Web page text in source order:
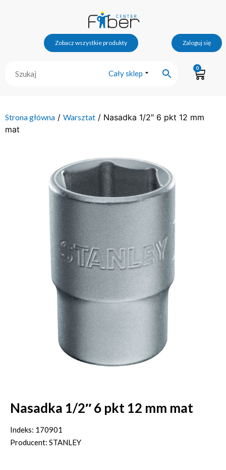
Zobacz wszystkie produkty Zaloguj się
Cały sklep
0
Strona główna / Warsztat / Nasadka 1/2″ 6 pkt 12 mm
mat
Nasadka 1/2″ 6 pkt 12 mm mat
Indeks: 170901
Producent: STANLEY